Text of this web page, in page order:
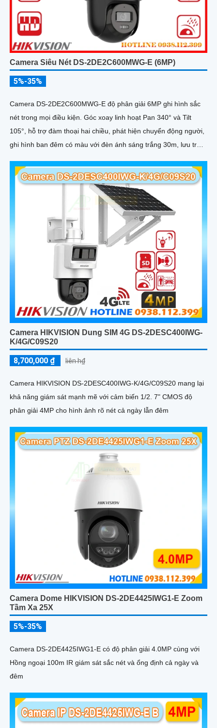
Camera Siêu Nét DS-2DE2C600MWG-E (6MP)
5%-35%
Camera DS-2DE2C600MWG-E độ phân giải 6MP ghi hình sắc
nét trong mọi điều kiện. Góc xoay linh hoạt Pan 340° và Tilt
105°, hỗ trợ đàm thoại hai chiều, phát hiện chuyển động người,
ghi hình ban đêm có màu với đèn ánh sáng trắng 30m, lưu trữ
Camera HIKVISION Dung SIM 4G DS-2DESC400IWG-
K/4G/C09S20
8,700,000 ₫ liên h₫
Camera HIKVISION DS-2DESC400IWG-K/4G/C09S20 mang lại
khả năng giám sát mạnh mẽ với cảm biến 1/2. 7" CMOS độ
phân giải 4MP cho hình ảnh rõ nét cả ngày lẫn đêm
Camera Dome HIKVISION DS-2DE4425IWG1-E Zoom
Tầm Xa 25X
5%-35%
Camera DS-2DE4425IWG1-E có độ phân giải 4.0MP cùng với
Hồng ngoại 100m IR giám sát sắc nét và ổng định cả ngày và
đêm